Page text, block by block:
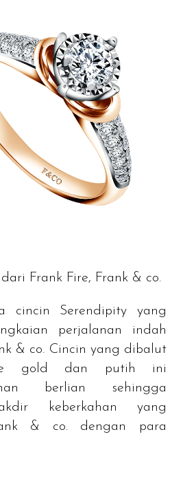
Frank Fire, Frank & co.
cincin Serendipity yang
perjalanan indah
& co. Cincin yang dibalut
gold dan putih ini
berlian sehingga
keberkahan yang
& co. dengan para